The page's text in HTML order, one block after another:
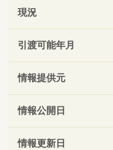
現況
引渡可能年月
情報提供元
情報公開日
情報更新日